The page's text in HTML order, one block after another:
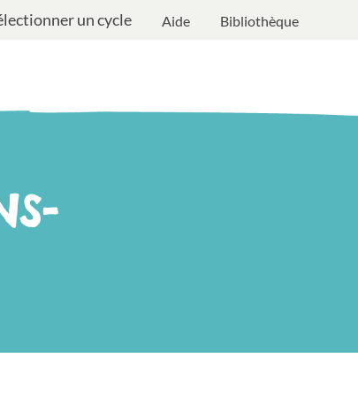
un cycle Aide Bibliothèque